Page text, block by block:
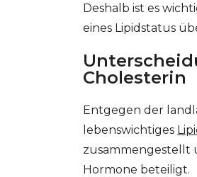
GESONDHEETZENTRUM
Deshalb ist es
eines Lipidstatus
Cholesterin
Entgegen der
lebenswichtiges
zusammengestellt
Hormone beteiligt.